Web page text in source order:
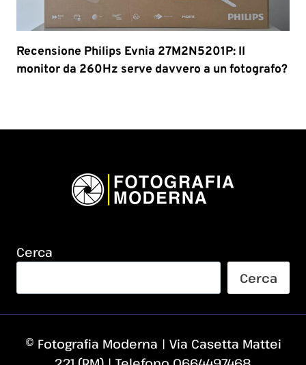
Recensione Philips Evnia 27M2N5201P: Il
monitor da 260Hz serve davvero a un fotografo?
Cerca
Cerca
© Fotografia Moderna | Via Casetta Mattei